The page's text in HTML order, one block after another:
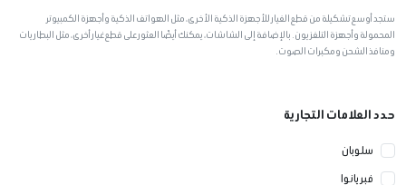
ستجد أوسع تشكيلة من قطع الغيار للأجهزة الذكية الأخرى، مثل الهواتف الذكية وأجهزة الكمبيوتر
المحمولة وأجهزة التلفزيون. بالإضافة إلى الشاشات، يمكنك أيضًا العثور على قطع غيار أخرى، مثل البطاريات
ومنافذ الشحن ومكبرات الصوت.
حدد العلامات التجارية
سلوبان
فبريانوا